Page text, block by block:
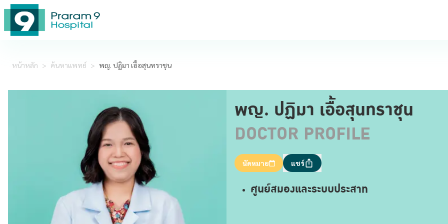
หน้าหลัก > ค้นหาแพทย์ > พญ. ปฏิมา เอื้อสุนทราชุน
พญ. ปฏิมา เอื้อสุนทราชุน
DOCTOR PROFILE
นัดหมาย แชร์
ศูนย์สมองและระบบประสาท